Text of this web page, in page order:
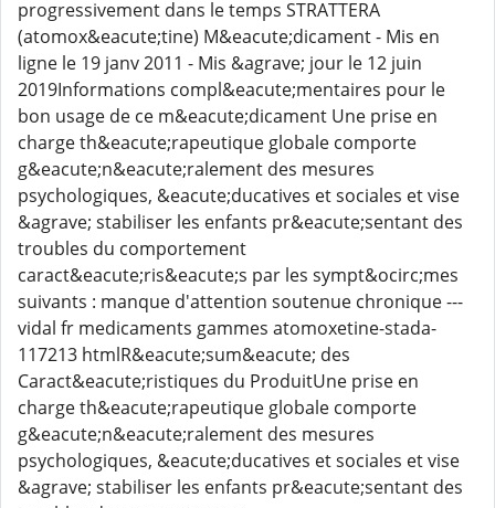
progressivement dans le temps STRATTERA
(atomox&eacute;tine) M&eacute;dicament - Mis en
ligne le 19 janv 2011 - Mis &agrave; jour le 12 juin
2019Informations compl&eacute;mentaires pour le
bon usage de ce m&eacute;dicament Une prise en
charge th&eacute;rapeutique globale comporte
g&eacute;n&eacute;ralement des mesures
psychologiques, &eacute;ducatives et sociales et vise
&agrave; stabiliser les enfants pr&eacute;sentant des
troubles du comportement
caract&eacute;ris&eacute;s par les sympt&ocirc;mes
suivants : manque d'attention soutenue chronique ---
vidal fr medicaments gammes atomoxetine-stada-
117213 htmlR&eacute;sum&eacute; des
Caract&eacute;ristiques du ProduitUne prise en
charge th&eacute;rapeutique globale comporte
g&eacute;n&eacute;ralement des mesures
psychologiques, &eacute;ducatives et sociales et vise
&agrave; stabiliser les enfants pr&eacute;sentant des